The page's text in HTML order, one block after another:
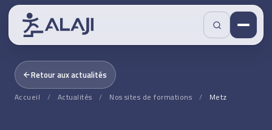
Retour aux actualités
Accueil / Actualités / Nos sites de formations / Metz